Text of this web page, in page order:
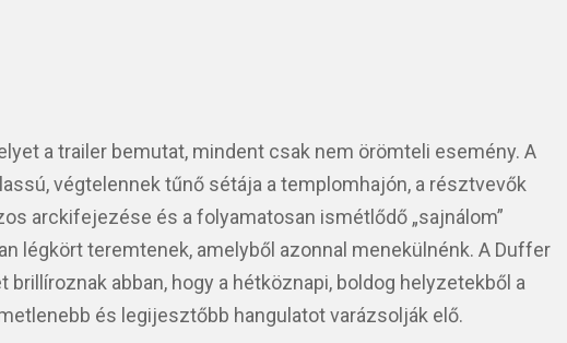
a trailer bemutat, mindent csak nem örömteli esemény. A
végtelennek tűnő sétája a templomhajón, a résztvevők
arckifejezése és a folyamatosan ismétlődő „sajnálom”
légkört teremtenek, amelyből azonnal menekülnénk. A Duffer
abban, hogy a hétköznapi, boldog helyzetekből a
és legijesztőbb hangulatot varázsolják elő.